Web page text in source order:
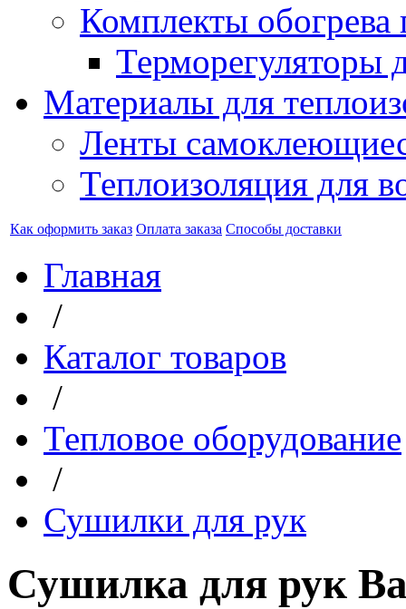
Комплекты обогрева
Терморегуляторы
Материалы для
Ленты
Теплоизоляция для
Как оформить заказ Оплата заказа Способы доставки
Главная
/
Каталог товаров
/
Тепловое оборудование
/
Сушилки для рук
Сушилка для рук